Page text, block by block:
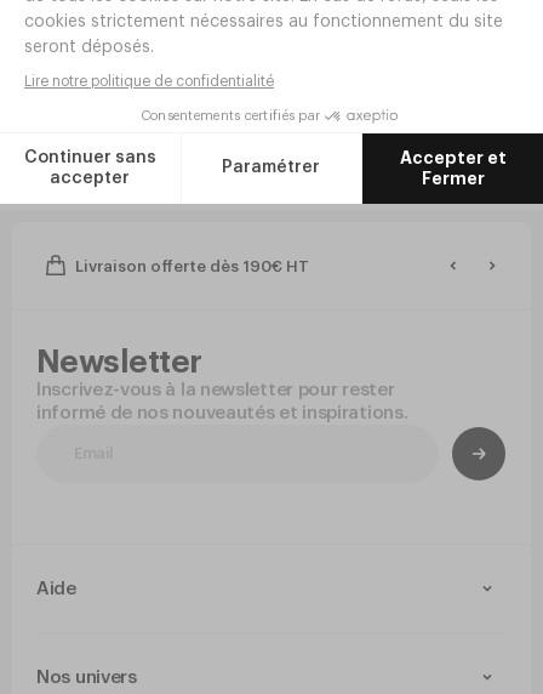
Réf. TM79
2,40€ HT/pièce
Livraison offerte dès 190€ HT
Newsletter
Inscrivez-vous à la newsletter pour rester
informé de nos nouveautés et inspirations.
Aide
Livraison et retours
Nos univers